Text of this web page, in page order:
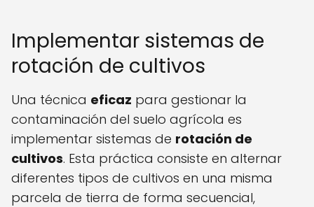
Implementar sistemas de
rotación de cultivos
Una técnica eficaz para gestionar la
contaminación del suelo agrícola es
implementar sistemas de rotación de
cultivos. Esta práctica consiste en alternar
diferentes tipos de cultivos en una misma
parcela de tierra de forma secuencial,